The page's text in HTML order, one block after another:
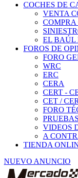
COCHES DE
VENTA
COMPRA
EL BAÚL
FOROS DE
FORO
WRC
ERC
CERA
CERT -
CET / CER
FORO
VIDEOS
A
TIENDA
NUEVO ANUNCIO